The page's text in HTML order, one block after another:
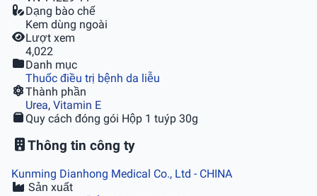
Dạng bào chế
Kem dùng ngoài
Lượt xem
4,022
Danh mục
Thuốc điều trị bệnh da liễu
Thành phần
Urea, Vitamin E
Quy cách đóng gói Hộp 1 tuýp 30g
Thông tin công ty
Kunming Dianhong Medical Co., Ltd - CHINA
Sản xuất